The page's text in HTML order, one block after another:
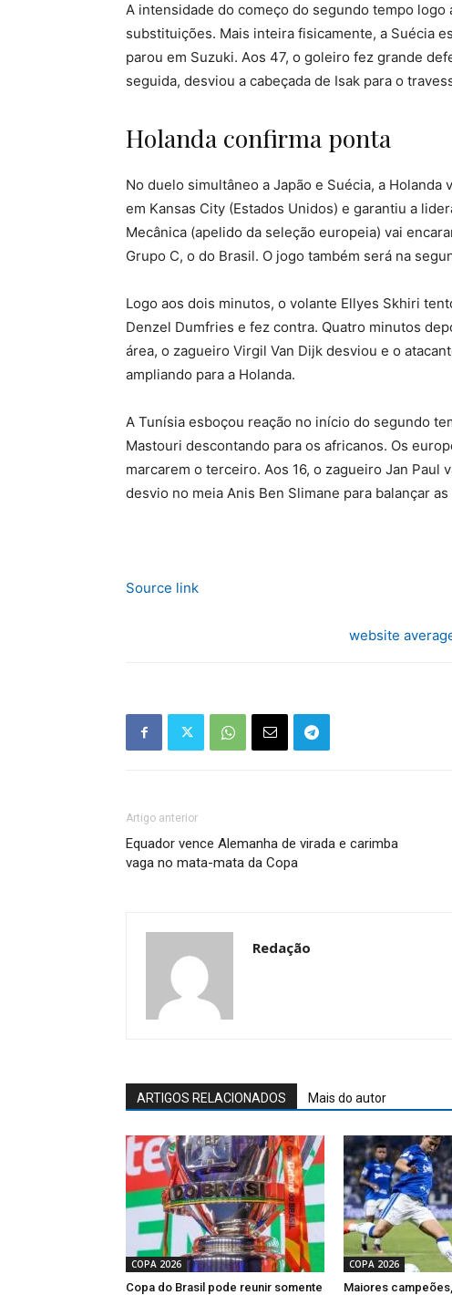
A intensidade do começo do segundo tempo
substituições. Mais inteira fisicamente, a Suécia
parou em Suzuki. Aos 47, o goleiro fez grande
seguida, desviou a cabeçada de Isak para o
Holanda confirma ponta
No duelo simultâneo a Japão e Suécia, a Holanda
em Kansas City (Estados Unidos) e garantiu a
Mecânica (apelido da seleção europeia) vai
Grupo C, o do Brasil. O jogo também será na
Logo aos dois minutos, o volante Ellyes Skhiri
Denzel Dumfries e fez contra. Quatro minutos
área, o zagueiro Virgil Van Dijk desviou e o
ampliando para a Holanda.
A Tunísia esboçou reação no início do segundo
Mastouri descontando para os africanos. Os
marcarem o terceiro. Aos 16, o zagueiro Jan Paul
desvio no meia Anis Ben Slimane para balançar
Source link
website
Artigo anterior
Equador vence Alemanha de virada e carimba
vaga no mata-mata da Copa
Redação
ARTIGOS RELACIONADOS Mais do autor
COPA 2026
Copa do Brasil pode reunir somente
COPA 2026
Maiores